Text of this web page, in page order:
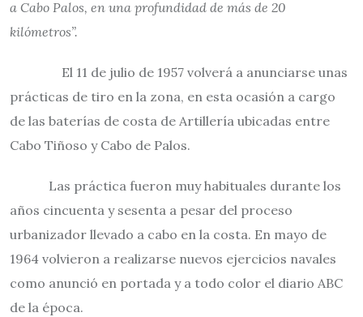
a Cabo Palos, en una profundidad de más de 20
kilómetros”.
El 11 de julio de 1957 volverá a anunciarse unas
prácticas de tiro en la zona, en esta ocasión a cargo
de las baterías de costa de Artillería ubicadas entre
Cabo Tiñoso y Cabo de Palos.
Las práctica fueron muy habituales durante los
años cincuenta y sesenta a pesar del proceso
urbanizador llevado a cabo en la costa. En mayo de
1964 volvieron a realizarse nuevos ejercicios navales
como anunció en portada y a todo color el diario ABC
de la época.